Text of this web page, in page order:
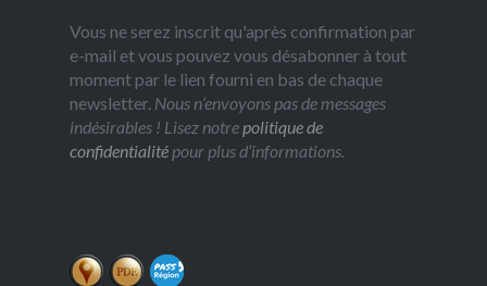
Vous ne serez inscrit qu'après confirmation par
e-mail et vous pouvez vous désabonner à tout
moment par le lien fourni en bas de chaque
newsletter. Nous n’envoyons pas de messages
indésirables ! Lisez notrepolitique de
confidentialitépour plus d’informations.